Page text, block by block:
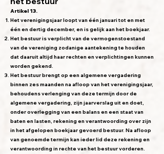
Artikel 13.
Het verenigingsjaar loopt van één januari tot en met
één en dertig december, en is gelijk aan het boekjaar.
Het bestuur is verplicht van de vermogenstoestand
van de vereniging zodanige aantekening te houden
dat daaruit altijd haar rechten en verplichtingen kunnen
worden gekend.
Het bestuur brengt op een algemene vergadering
binnen zes maanden na afloop van het verenigingsjaar,
behoudens verlenging van deze termijn door de
algemene vergadering, zijn jaarverslag uit en doet,
onder overlegging van een balans en een staat van
baten en lasten, rekening en verantwoording over zijn
in het afgelopen boekjaar gevoerd bestuur. Na afloop
van genoemde termijn kan ieder lid deze rekening en
verantwoording in rechte van het bestuur vorderen.